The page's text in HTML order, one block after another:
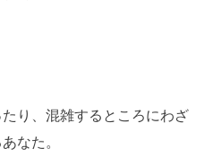
り、混雑するところにわざ
なた。